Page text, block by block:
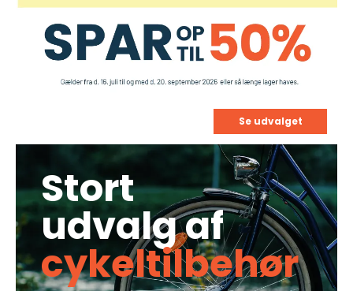
Se udvalget
Stort
udvalg af
cykeltilbehør